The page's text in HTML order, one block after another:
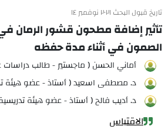
تاريخ قبول البحث ٢٠٢١ نوفمبر ١٤
تأثير إضافة مطحون قشور الرمان
الصمون في أثناء مدة حفظه
أماني الحسن ( ماجستير - طالب دراسات
د. مصطفى اسعيد ( أستاذ - عضو هيئة
د. أديب فالح ( أستاذ - عضو هيئة
الاقتباس